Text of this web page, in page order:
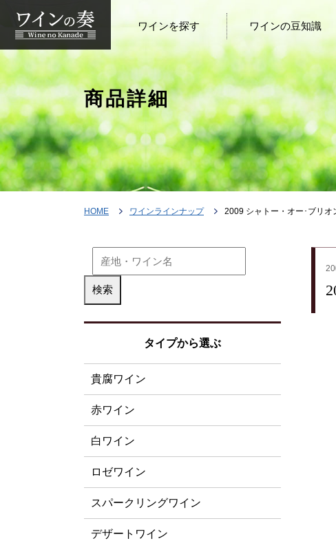
ワインを探す ワインの豆知識
商品詳細
HOME ワインラインナップ 2009 シャトー・オー･ブリ
タイプから選ぶ
貴腐ワイン
赤ワイン
白ワイン
ロゼワイン
スパークリングワイン
デザートワイン